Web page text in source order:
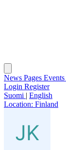
News Pages Events
Login Register
Suomi | English
Location: Finland